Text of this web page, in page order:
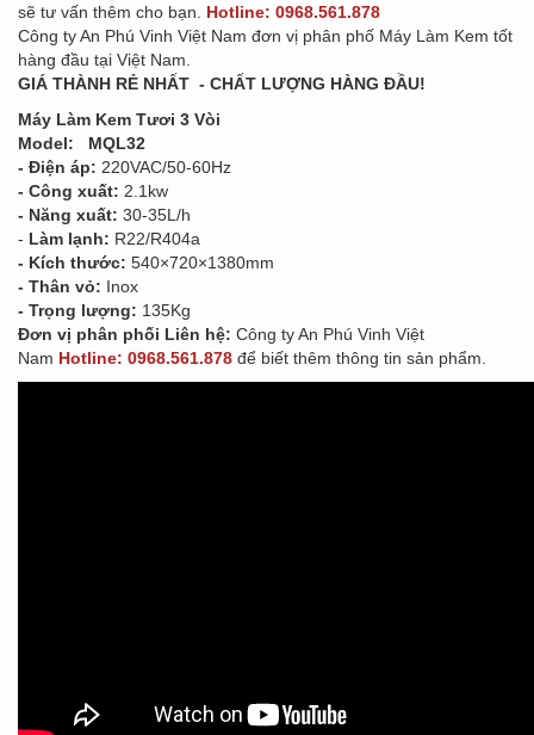
sẽ tư vấn thêm cho bạn. Hotline: 0968.561.878
Công ty An Phú Vinh Việt Nam đơn vị phân phố Máy Làm Kem tốt
hàng đầu tại Việt Nam.
GIÁ THÀNH RẺ NHẤT - CHẤT LƯỢNG HÀNG ĐẦU!
Máy Làm Kem Tươi 3 Vòi
Model: MQL32
- Điện áp: 220VAC/50-60Hz
- Công xuất: 2.1kw
- Năng xuất: 30-35L/h
- Làm lạnh: R22/R404a
- Kích thước: 540×720×1380mm
- Thân vỏ: Inox
- Trọng lượng: 135Kg
Đơn vị phân phối Liên hệ: Công ty An Phú Vinh Việt
Nam Hotline: 0968.561.878 để biết thêm thông tin sản phẩm.